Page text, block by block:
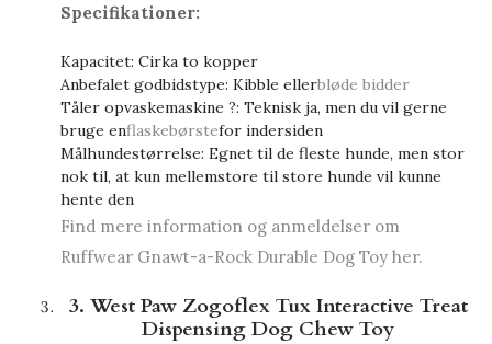
Specifikationer:
Kapacitet: Cirka to kopper
Anbefalet godbidstype: Kibble ellerbløde bidder
Tåler opvaskemaskine ?: Teknisk ja, men du vil gerne
bruge enflaskebørstefor indersiden
Målhundestørrelse: Egnet til de fleste hunde, men stor
nok til, at kun mellemstore til store hunde vil kunne
hente den
Find mere information og anmeldelser om
Ruffwear Gnawt-a-Rock Durable Dog Toy her.
3. West Paw Zogoflex Tux Interactive Treat
Dispensing Dog Chew Toy